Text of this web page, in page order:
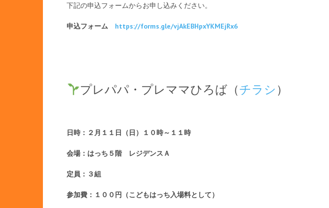
下記の申込フォームからお申し込みください。
申込フォーム https://forms.gle/vjAkEBHpxYKMEjRx6
プレパパ・プレママひろば（チラシ ）
日時：２月１１日（日）１０時～１１時
会場：はっち５階 レジデンスＡ
定員：３組
参加費：１００円（こどもはっち入場料として）